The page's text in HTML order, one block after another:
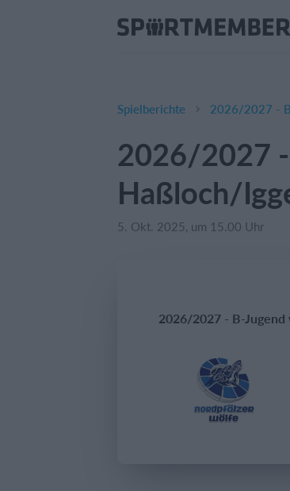
Spielberichte 2026/2027 -
2026/2027 -
Haßloch/
5. Okt. 2025, um 15.00 Uhr
2026/2027 - B-